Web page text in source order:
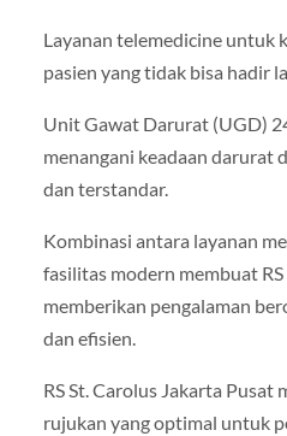
Layanan telemedicine untuk
pasien yang tidak bisa hadir
Unit Gawat Darurat (UGD)
menangani keadaan darurat
dan terstandar.
Kombinasi antara layanan
fasilitas modern membuat
memberikan pengalaman
dan efisien.
RS St. Carolus Jakarta Pusat
rujukan yang optimal untuk